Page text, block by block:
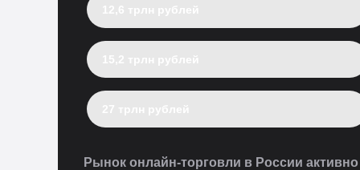
Рынок онлайн-торговли в России активно